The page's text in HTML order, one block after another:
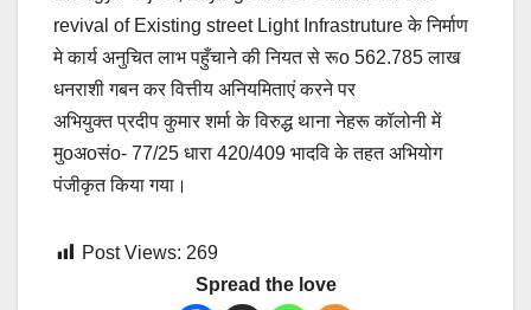
revival of Existing street Light Infrastruture के निर्माण
मे कार्य अनुचित लाभ पहुँचाने की नियत से रूo 562.785 लाख
धनराशी गबन कर वित्तीय अनियमिताएं करने पर
अभियुक्त प्रदीप कुमार शर्मा के विरुद्ध थाना नेहरू कॉलोनी में
मुoअoसंo- 77/25 धारा 420/409 भादवि के तहत अभियोग
पंजीकृत किया गया।
Post Views: 269
Spread the love